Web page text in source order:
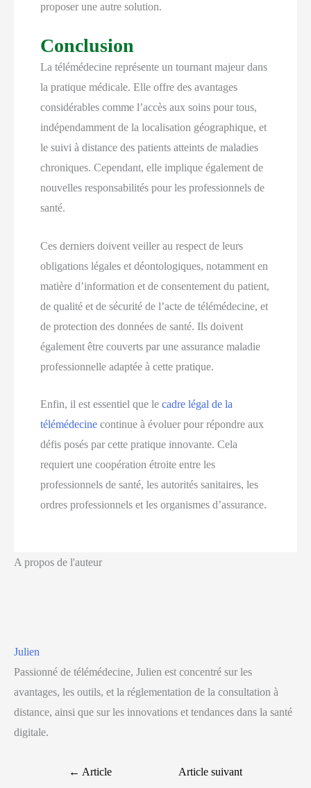
proposer une autre solution.
Conclusion
La télémédecine représente un tournant majeur dans
la pratique médicale. Elle offre des avantages
considérables comme l’accès aux soins pour tous,
indépendamment de la localisation géographique, et
le suivi à distance des patients atteints de maladies
chroniques. Cependant, elle implique également de
nouvelles responsabilités pour les professionnels de
santé.
Ces derniers doivent veiller au respect de leurs
obligations légales et déontologiques, notamment en
matière d’information et de consentement du patient,
de qualité et de sécurité de l’acte de télémédecine, et
de protection des données de santé. Ils doivent
également être couverts par une assurance maladie
professionnelle adaptée à cette pratique.
Enfin, il est essentiel que lecadre légal de la
télémédecine continue à évoluer pour répondre aux
défis posés par cette pratique innovante. Cela
requiert une coopération étroite entre les
professionnels de santé, les autorités sanitaires, les
ordres professionnels et les organismes d’assurance.
A propos de l'auteur
Julien
Passionné de télémédecine, Julien est concentré sur les
avantages, les outils, et la réglementation de la consultation à
distance, ainsi que sur les innovations et tendances dans la santé
digitale.
← Article
Article suivant